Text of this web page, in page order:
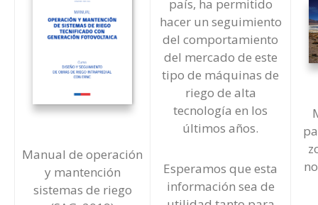
Manual de operación
y mantención
sistemas de riego
país, ha permitido
hacer un seguimiento
del comportamiento
del mercado de este
tipo de máquinas de
riego de alta
tecnología en los
últimos años.
Esperamos que esta
información sea de